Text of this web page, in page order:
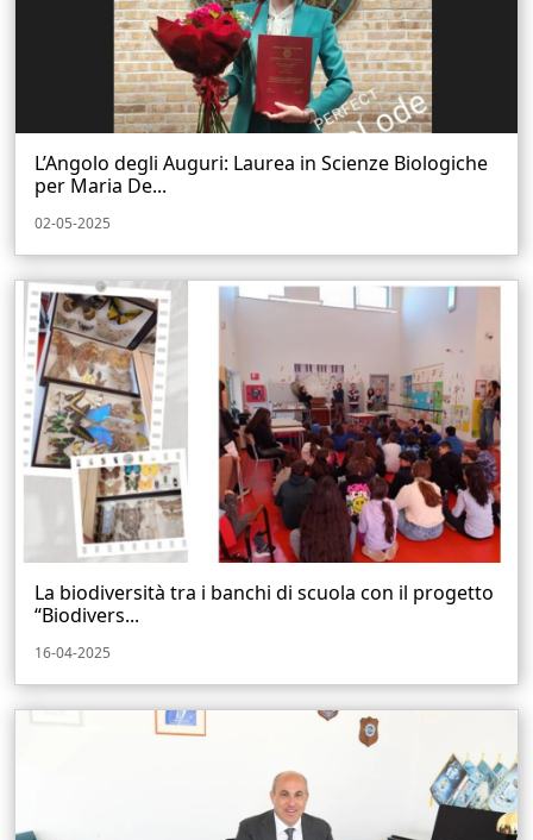
L’Angolo degli Auguri: Laurea in Scienze Biologiche
per Maria De...
02-05-2025
La biodiversità tra i banchi di scuola con il progetto
“Biodivers...
16-04-2025